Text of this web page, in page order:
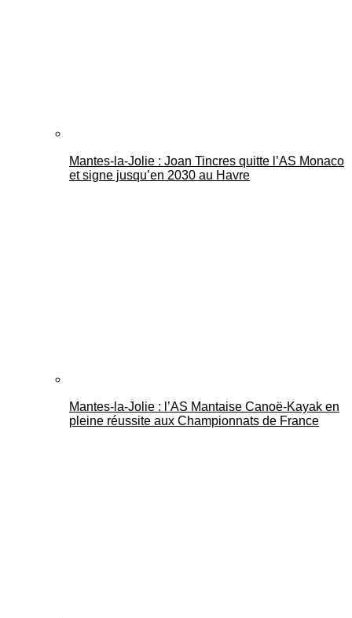
Mantes-la-Jolie : Joan Tincres quitte l’AS Monaco
et signe jusqu’en 2030 au Havre
Mantes-la-Jolie : l’AS Mantaise Canoë‑Kayak en
pleine réussite aux Championnats de France